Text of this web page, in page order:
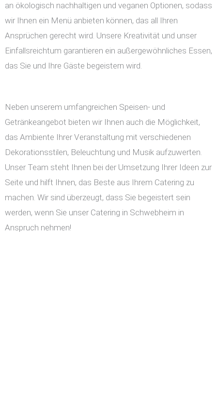
an ökologisch nachhaltigen und veganen Optionen, sodass
wir Ihnen ein Menü anbieten können, das all Ihren
Ansprüchen gerecht wird. Unsere Kreativität und unser
Einfallsreichtum garantieren ein außergewöhnliches Essen,
das Sie und Ihre Gäste begeistern wird.
Neben unserem umfangreichen Speisen- und
Getränkeangebot bieten wir Ihnen auch die Möglichkeit,
das Ambiente Ihrer Veranstaltung mit verschiedenen
Dekorationsstilen, Beleuchtung und Musik aufzuwerten.
Unser Team steht Ihnen bei der Umsetzung Ihrer Ideen zur
Seite und hilft Ihnen, das Beste aus Ihrem Catering zu
machen. Wir sind überzeugt, dass Sie begeistert sein
werden, wenn Sie unser Catering in Schwebheim in
Anspruch nehmen!